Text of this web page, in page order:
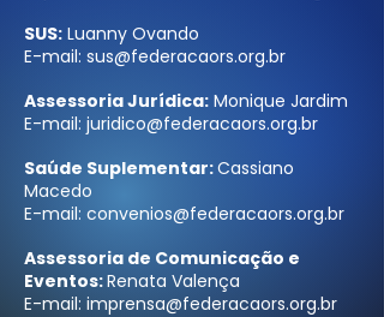
SUS: Luanny Ovando
E-mail: sus@federacaors.org.br
Assessoria Jurídica: Monique Jardim
E-mail: juridico@federacaors.org.br
Saúde Suplementar:Cassiano
Macedo
E-mail: convenios@federacaors.org.br
Assessoria de Comunicação e
Eventos:Renata Valença
E-mail: imprensa@federacaors.org.br